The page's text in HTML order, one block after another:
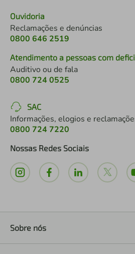
Ouvidoria
Reclamações e denúncias
0800 646 2519
Atendimento a pessoas com
Auditivo ou de fala
0800 724 0525
SAC
Informações, elogios e
0800 724 7220
Nossas Redes Sociais
Sobre nós